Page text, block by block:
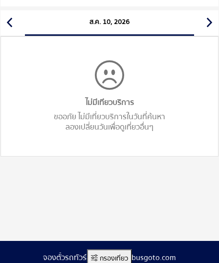
ส.ค. 10, 2026
ไม่มีเทียวบริการ
ขออภัย ไม่มีเที่ยวบริการในวันที่ค้นหา
ลองเปลี่ยนวันเพื่อดูเที่ยวอื่นๆ
กรองเที่ยว
จองตั๋วรถทัวร์ออนไลน์ www.busgoto.com